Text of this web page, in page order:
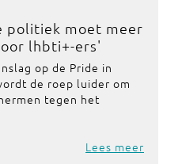
politiek moet meer
lhbti+-ers'
op de Pride in
de roep luider om
tegen het
Lees meer